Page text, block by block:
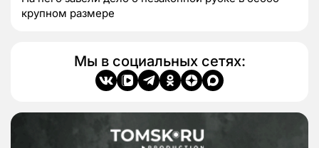
крупном размере
Мы в социальных сетях: